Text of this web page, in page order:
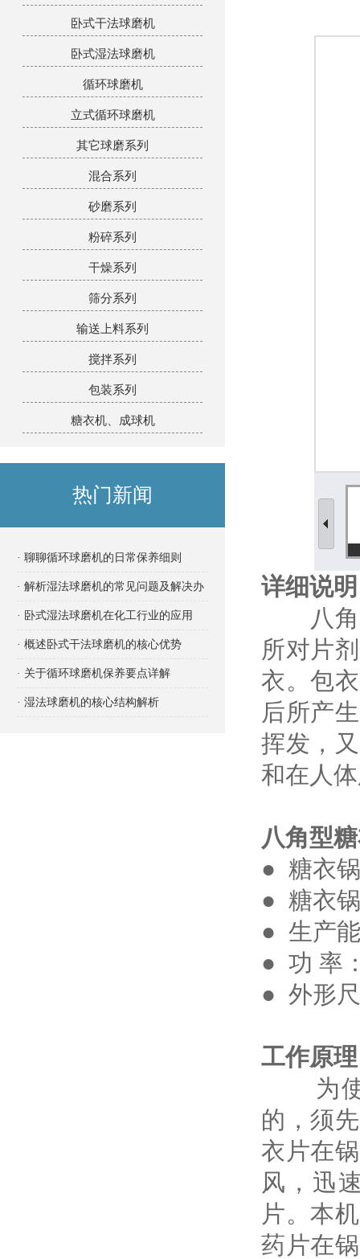
卧式干法球磨机
卧式湿法球磨机
循环球磨机
立式循环球磨机
其它球磨系列
混合系列
砂磨系列
粉碎系列
干燥系列
筛分系列
输送上料系列
搅拌系列
包装系列
糖衣机、成球机
热门新闻
· 聊聊循环球磨机的日常保养细则
· 解析湿法球磨机的常见问题及解决办
法
· 卧式湿法球磨机在化工行业的应用
· 概述卧式干法球磨机的核心优势
· 关于循环球磨机保养要点详解
· 湿法球磨机的核心结构解析
详细说明
八角型
所对片
衣。包
后所产
挥发，
和在人
八角型
● 糖衣锅
● 糖衣锅
● 生产能
● 功 率
● 外形尺
工作原理
为使
的，须
衣片在
风，迅
片。本
药片在